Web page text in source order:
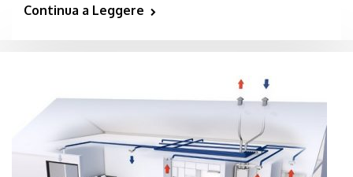
Continua a Leggere